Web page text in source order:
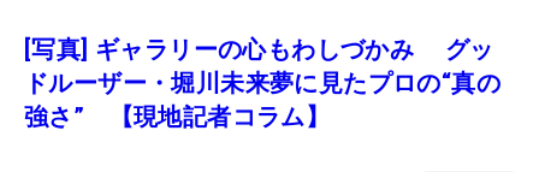
[写真] ギャラリーの心もわしづかみ グッ
ドルーザー・堀川未来夢に見たプロの“真の
強さ” 【現地記者コラム】